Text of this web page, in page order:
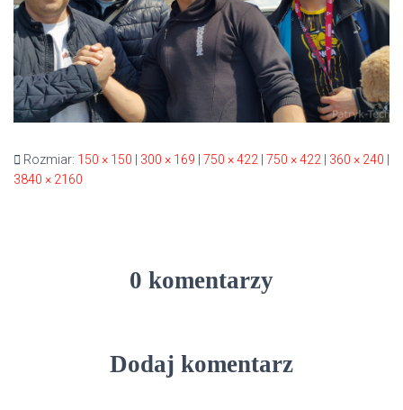
Rozmiar: 150 × 150 300 × 169 750 × 422 750 × 422 360 × 240
3840 × 2160
0 komentarzy
Dodaj komentarz